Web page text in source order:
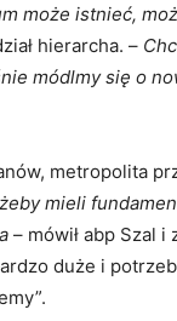
może istnieć,
hierarcha. –
módlmy się o
metropolita
mieli
– mówił abp Szal i
duże i